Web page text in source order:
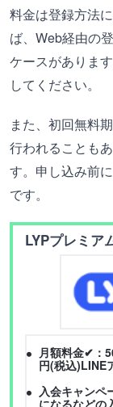
料金は登録方法
ば、Web経由の
ケースがありま
してください。
また、初回無料
行われることも
す。申し込み前
です。
LYPプレミア
月額料金✔：
円(税込)LINE
入会キャン
になるなどの